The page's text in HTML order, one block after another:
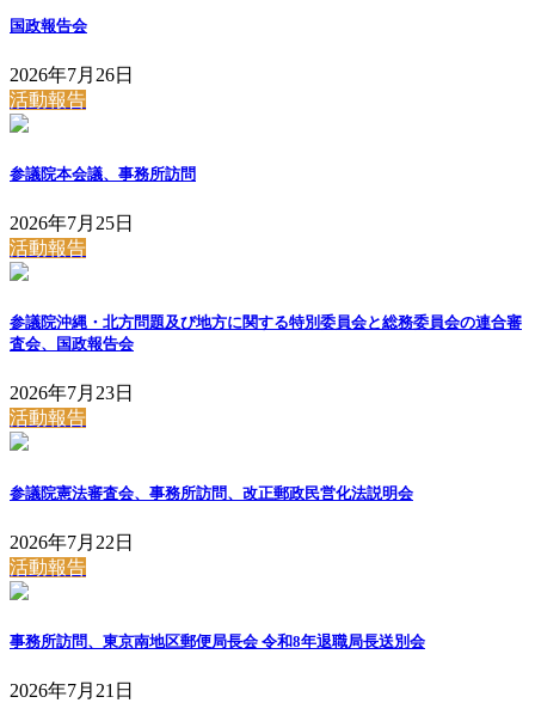
国政報告会
2026年7月26日
活動報告
参議院本会議、事務所訪問
2026年7月25日
活動報告
参議院沖縄・北方問題及び地方に関する特別委員会と総務委員会の連合審
査会、国政報告会
2026年7月23日
活動報告
参議院憲法審査会、事務所訪問、改正郵政民営化法説明会
2026年7月22日
活動報告
事務所訪問、東京南地区郵便局長会 令和8年退職局長送別会
2026年7月21日